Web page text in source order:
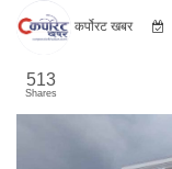
कर्पोरट खबर
513
Shares